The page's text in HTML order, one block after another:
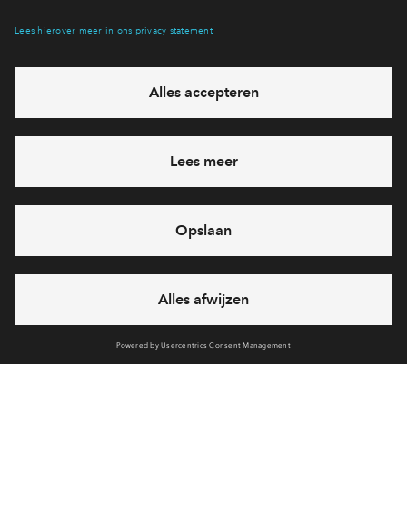
Hiermee blijf je op de hoogte van het belangrijkste nieuws en
Ja, ik wil mij aanmelden
Heb je een vraag en wil je direct antwoord? Bel ons op
712 27 47
feestdagen)
vandaag gesloten, maandag zijn we vanaf
09:00 uur weer
bereikbaar